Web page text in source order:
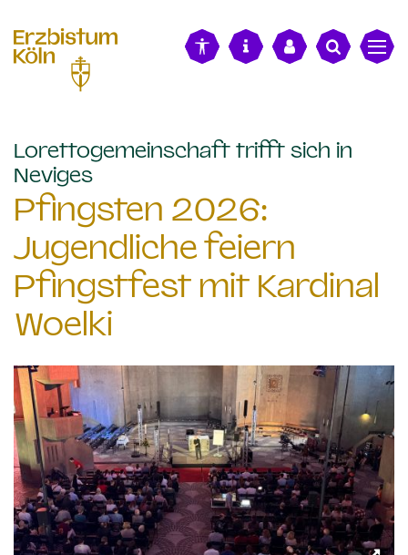
Lorettogemeinschaft trifft sich in
Neviges:
Pfingsten 2026:
Jugendliche feiern
Pfingstfest mit Kardinal
Woelki